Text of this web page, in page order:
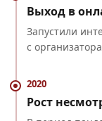
Выход в
Запустили
с
2020
Рост